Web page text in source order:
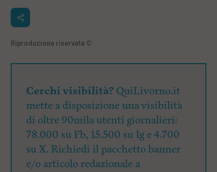
Riproduzione riservata ©
Cerchi visibilità? QuiLivorno.it
mette a disposizione una visibilità
di oltre 90mila utenti giornalieri:
78.000 su Fb, 15.500 su Ig e 4.700
su X. Richiedi il pacchetto banner
e/o articolo redazionale a